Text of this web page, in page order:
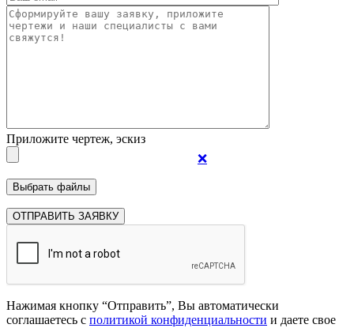
Приложите чертеж, эскиз
❌
Нажимая кнопку “Отправить”, Вы автоматически
соглашаетесь с политикой конфиденциальности и даете свое